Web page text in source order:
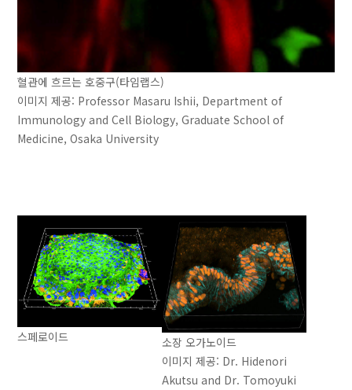
혈관에 흐르는 호중구(타임랩스)
이미지 제공: Professor Masaru Ishii, Department of
Immunology and Cell Biology, Graduate School of
Medicine, Osaka University
스페로이드
소장 오가노이드
이미지 제공: Dr. Hidenori
Akutsu and Dr. Tomoyuki